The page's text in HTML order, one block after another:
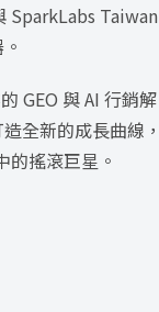
SparkLabs Taiwan
GEO 與 AI 行銷解
全新的成長曲線，
的搖滾巨星。